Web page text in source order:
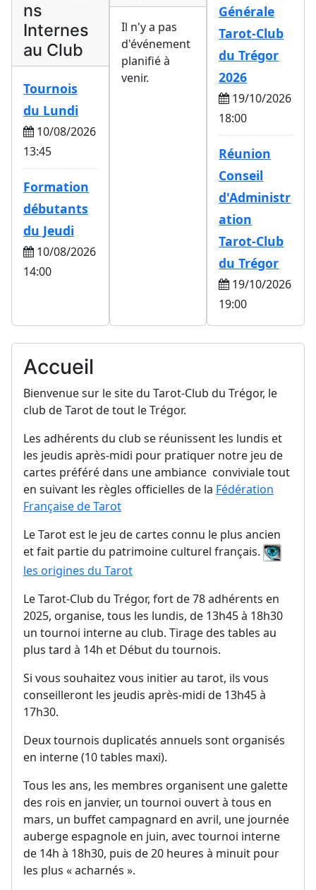
ns
Internes
au Club
Tournois
du Lundi
10/08/2026
13:45
Formation
débutants
du Jeudi
10/08/2026
14:00
Il n'y a pas
d'événement
planifié à
venir.
Générale
Tarot-Club
du Trégor
2026
19/10/2026
18:00
Réunion
Conseil
d'Administr
ation
Tarot-Club
du Trégor
19/10/2026
19:00
Accueil
Bienvenue sur le site du Tarot-Club du Trégor, le
club de Tarot de tout le Trégor.
Les adhérents du club se réunissent les lundis et
les jeudis après-midi pour pratiquer notre jeu de
cartes préféré dans une ambiance conviviale tout
en suivant les règles officielles de la Fédération
Française de Tarot
Le Tarot est le jeu de cartes connu le plus ancien
et fait partie du patrimoine culturel français.
les origines du Tarot
Le Tarot-Club du Trégor, fort de 78 adhérents en
2025, organise, tous les lundis, de 13h45 à 18h30
un tournoi interne au club. Tirage des tables au
plus tard à 14h et Début du tournois.
Si vous souhaitez vous initier au tarot, ils vous
conseilleront les jeudis après-midi de 13h45 à
17h30.
Deux tournois duplicatés annuels sont organisés
en interne (10 tables maxi).
Tous les ans, les membres organisent une galette
des rois en janvier, un tournoi ouvert à tous en
mars, un buffet campagnard en avril, une journée
auberge espagnole en juin, avec tournoi interne
de 14h à 18h30, puis de 20 heures à minuit pour
les plus « acharnés ».